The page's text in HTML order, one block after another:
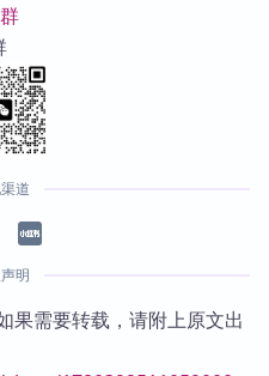
道
明
果需要转载，请附上原文出